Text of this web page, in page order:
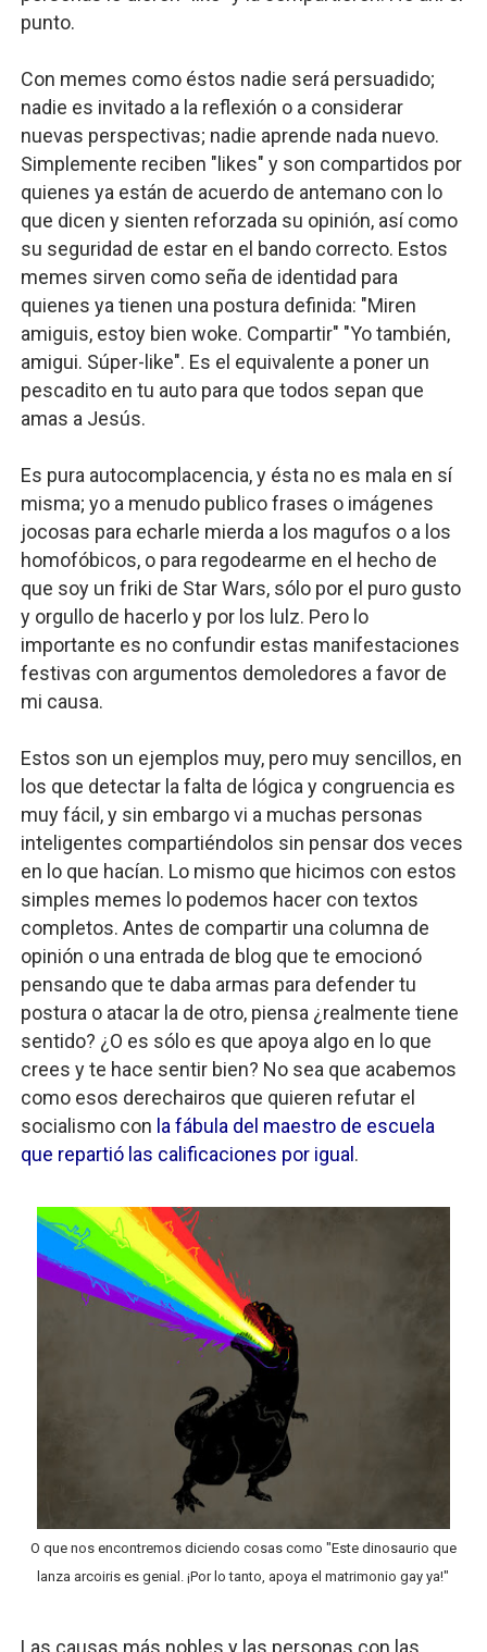
punto.
Con memes como éstos nadie será persuadido;
nadie es invitado a la reflexión o a considerar
nuevas perspectivas; nadie aprende nada nuevo.
Simplemente reciben "likes" y son compartidos por
quienes ya están de acuerdo de antemano con lo
que dicen y sienten reforzada su opinión, así como
su seguridad de estar en el bando correcto. Estos
memes sirven como seña de identidad para
quienes ya tienen una postura definida: "Miren
amiguis, estoy bien woke. Compartir" "Yo también,
amigui. Súper-like". Es el equivalente a poner un
pescadito en tu auto para que todos sepan que
amas a Jesús.
Es pura autocomplacencia, y ésta no es mala en sí
misma; yo a menudo publico frases o imágenes
jocosas para echarle mierda a los magufos o a los
homofóbicos, o para regodearme en el hecho de
que soy un friki de Star Wars, sólo por el puro gusto
y orgullo de hacerlo y por los lulz. Pero lo
importante es no confundir estas manifestaciones
festivas con argumentos demoledores a favor de
mi causa.
Estos son un ejemplos muy, pero muy sencillos, en
los que detectar la falta de lógica y congruencia es
muy fácil, y sin embargo vi a muchas personas
inteligentes compartiéndolos sin pensar dos veces
en lo que hacían. Lo mismo que hicimos con estos
simples memes lo podemos hacer con textos
completos. Antes de compartir una columna de
opinión o una entrada de blog que te emocionó
pensando que te daba armas para defender tu
postura o atacar la de otro, piensa ¿realmente tiene
sentido? ¿O es sólo es que apoya algo en lo que
crees y te hace sentir bien? No sea que acabemos
como esos derechairos que quieren refutar el
socialismo con la fábula del maestro de escuela
que repartió las calificaciones por igual .
O que nos encontremos diciendo cosas como "Este dinosaurio que
lanza arcoiris es genial. ¡Por lo tanto, apoya el matrimonio gay ya!"
Las causas más nobles y las personas con las